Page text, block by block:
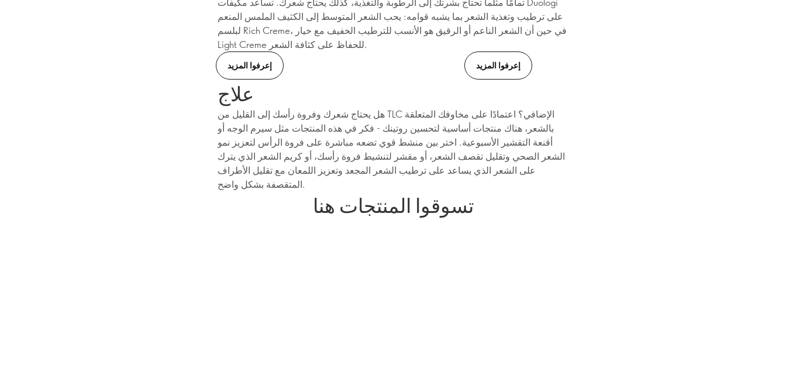
على ترطيب وتغذية الشعر بما يشبه قوامه: يحب الشعر المتوسط إلى الكثيف الملمس المنعم
لبلسم Rich Creme، في حين أن الشعر الناعم أو الرقيق هو الأنسب للترطيب الخفيف مع خيار
Light Creme للحفاظ على كثافة الشعر.
إعرفوا المزيد إعرفوا المزيد
علاج
هل يحتاج شعرك وفروة رأسك إلى القليل من TLC الإضافي؟ اعتمادًا على مخاوفك المتعلقة
بالشعر، هناك منتجات أساسية لتحسين روتينك - فكر في هذه المنتجات مثل سيرم الوجه أو
أقنعة التقشير الأسبوعية. اختر بين منشط قوي تضعه مباشرة على فروة الرأس لتعزيز نمو
الشعر الصحي وتقليل تقصف الشعر، أو مقشر لتنشيط فروة رأسك، أو كريم الشعر الذي يترك
على الشعر الذي يساعد على ترطيب الشعر المجعد وتعزيز اللمعان مع تقليل الأطراف
المتقصفة بشكل واضح.
تسوقوا المنتجات هنا